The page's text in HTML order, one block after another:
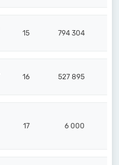
15 794 304
16 527 895
17 6 000